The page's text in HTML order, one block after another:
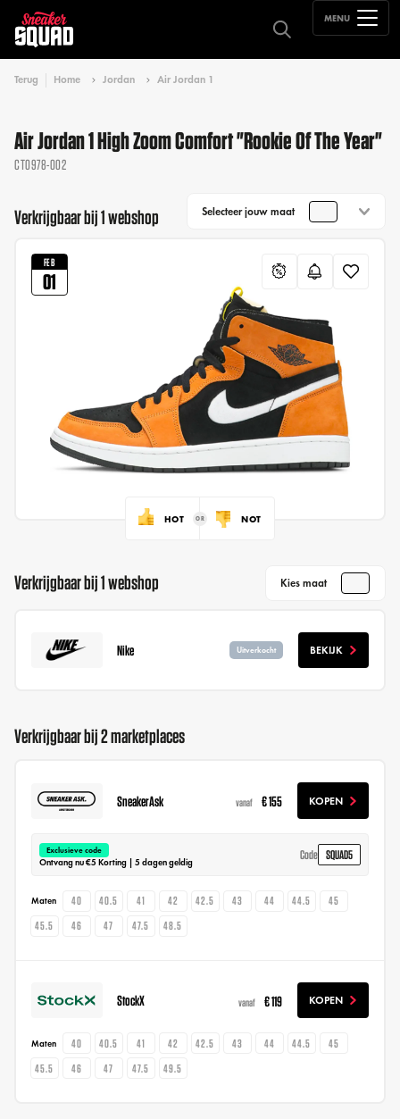
MENU
Terug Home Jordan Air Jordan 1
Air Jordan 1 High Zoom Comfort "Rookie Of The Year"
CT0978-002
Verkrijgbaar bij 1 webshop Selecteer jouw maat
FEB
01
HOT NOT
Verkrijgbaar bij 1 webshop Kies maat
Nike Uitverkocht BEKIJK
Verkrijgbaar bij 2 marketplaces
SneakerAsk vanaf € 155 KOPEN
Exclusieve code
Ontvang nu €5 Korting | 5 dagen geldig
Code SQUAD5
Maten 40 40.5 41 42 42.5 43 44 44.5
45
45.5
46 47 47.5 48.5
StockX vanaf € 119 KOPEN
Maten 40 40.5 41 42 42.5 43 44 44.5
45
45.5
46 47 47.5 49.5